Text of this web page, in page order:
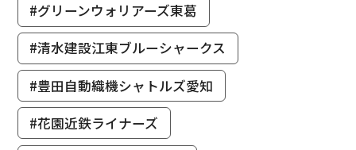
#グリーンウォリアーズ東葛
#清水建設江東ブルーシャークス
#豊田自動織機シャトルズ愛知
#花園近鉄ライナーズ